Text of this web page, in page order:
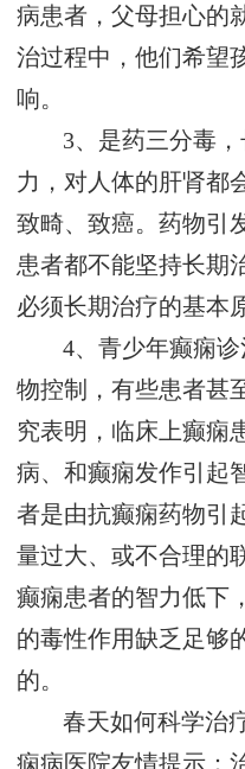
病患者，父母担心的
治过程中，他们希望
响。
3、是药三分毒
力，对人体的肝肾都
致畸、致癌。药物引
患者都不能坚持长期
必须长期治疗的基本
4、青少年癫痫
物控制，有些患者甚
究表明，临床上癫痫
病、和癫痫发作引起
者是由抗癫痫药物引
量过大、或不合理的
癫痫患者的智力低下
的毒性作用缺乏足够
的。
春天如何科学治
痫病医院友情提示：